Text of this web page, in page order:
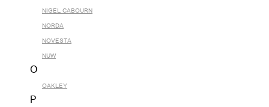
NIGEL CABOURN
NORDA
NOVESTA
NUW
O
OAKLEY
P